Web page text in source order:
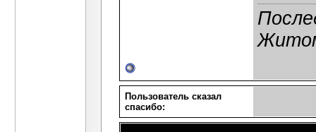
Пользователь сказал
cпасибо: